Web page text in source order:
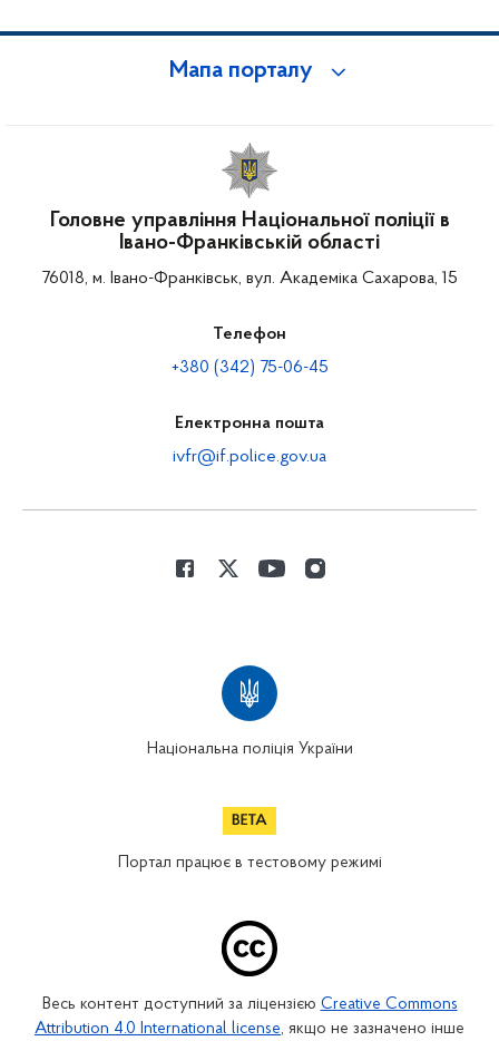
Мапа порталу
Головне управління Національної поліції в
Івано-Франківській області
76018, м. Івано-Франківськ, вул. Академіка Сахарова, 15
Телефон
+380 (342) 75-06-45
Електронна пошта
ivfr@if.police.gov.ua
Національна поліція України
Портал працює в тестовому режимі
Весь контент доступний за ліцензією Creative Commons
Attribution 4.0 International license, якщо не зазначено інше